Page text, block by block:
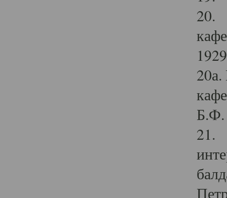
20.
Б.Ф.
21.